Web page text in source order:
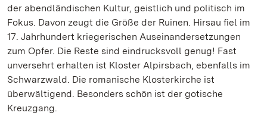
der abendländischen Kultur, geistlich und politisch im
Fokus. Davon zeugt die Größe der Ruinen. Hirsau fiel im
17. Jahrhundert kriegerischen Auseinandersetzungen
zum Opfer. Die Reste sind eindrucksvoll genug! Fast
unversehrt erhalten ist Kloster Alpirsbach, ebenfalls im
Schwarzwald. Die romanische Klosterkirche ist
überwältigend. Besonders schön ist der gotische
Kreuzgang.